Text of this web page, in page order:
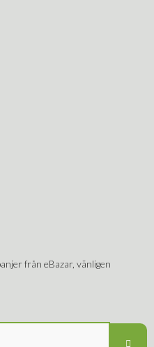
från eBazar, vänligen